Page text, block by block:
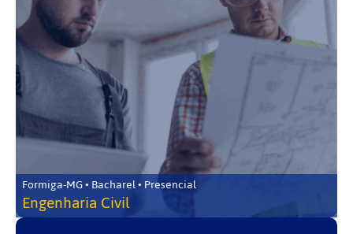
Formiga-MG • Bacharel • Presencial
Engenharia Civil